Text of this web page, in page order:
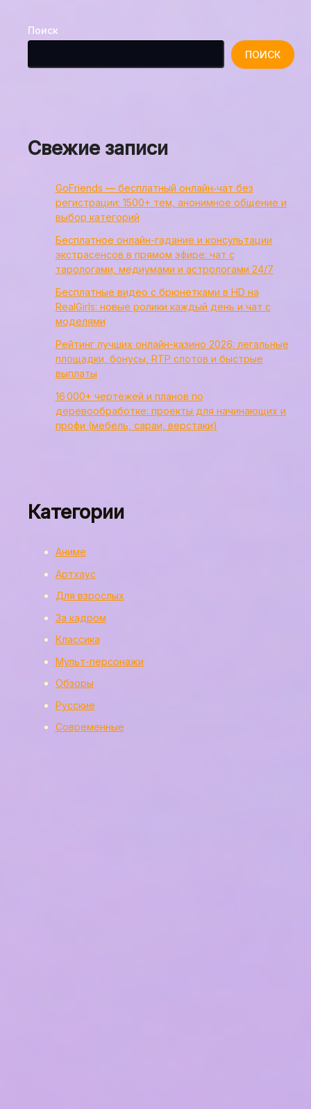
Поиск
ПОИСК
Свежие записи
GoFriends — бесплатный онлайн‑чат без
регистрации: 1500+ тем, анонимное общение и
выбор категорий
Бесплатное онлайн-гадание и консультации
экстрасенсов в прямом эфире: чат с
тарологами, медиумами и астрологами 24/7
Бесплатные видео с брюнетками в HD на
RealGirls: новые ролики каждый день и чат с
моделями
Рейтинг лучших онлайн-казино 2026: легальные
площадки, бонусы, RTP слотов и быстрые
выплаты
16 000+ чертежей и планов по
деревообработке: проекты для начинающих и
профи (мебель, сараи, верстаки)
Категории
Аниме
Артхаус
Для взрослых
За кадром
Классика
Мульт-персонажи
Обзоры
Русские
Современные